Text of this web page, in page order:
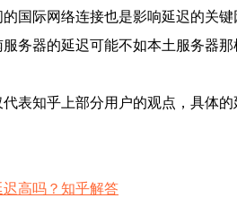
国际网络连接也是影响延迟的关
务器的延迟可能不如本土服务器
表知乎上部分用户的观点，具体
高吗？知乎解答